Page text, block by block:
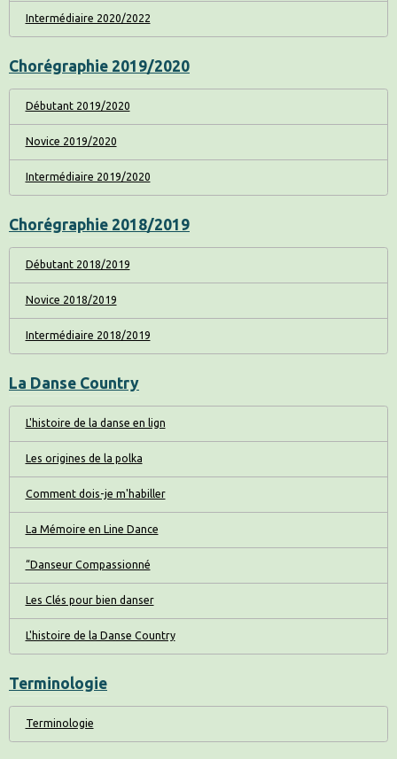
Intermédiaire 2020/2022
Chorégraphie 2019/2020
Débutant 2019/2020
Novice 2019/2020
Intermédiaire 2019/2020
Chorégraphie 2018/2019
Débutant 2018/2019
Novice 2018/2019
Intermédiaire 2018/2019
La Danse Country
L'histoire de la danse en lign
Les origines de la polka
Comment dois-je m'habiller
La Mémoire en Line Dance
“Danseur Compassionné
Les Clés pour bien danser
L'histoire de la Danse Country
Terminologie
Terminologie